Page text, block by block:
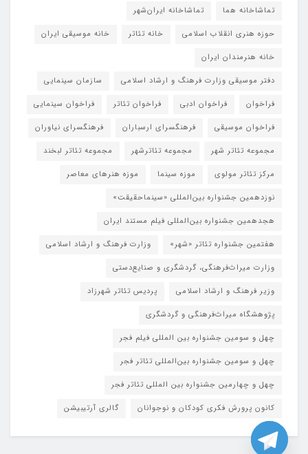
تماشاخانه هما
تماشاخانه‌ ایران‌شهر
حوزه هنری انقلاب اسلامی
خانه تئاتر
خانه موسیقی ایران
خانه هنرمندان ایران
دفتر موسیقی وزارت فرهنگ و ارشاد اسلامی
سازمان سینمایی
فراخوان
فراخوان ادبی فراخوان تئاتر
فراخوان سینمایی
فراخوان موسیقی
فرهنگسرای ارسباران
فرهنگسرای نیاوران
مجموعه تئاتر شهر
مجموعه تئاترشهر
مجموعه تئاتر لبخند
مرکز تئاتر مولوی
موزه سینما
موزه هنرهای معاصر
نوزدهمین جشنواره بین‌المللی «سینماحقیقت»
هجدهمین جشنواره بین‌المللی فیلم مستند ایران
هفتمین جشنواره تئاتر «شهر»
وزارت فرهنگ و ارشاد اسلامی
وزارت میراث‌فرهنگی، گردشگری و صنایع‌دستی
وزیر فرهنگ و ارشاد اسلامی
پردیس تئاتر شهرزاد
پژوهشگاه میراث‌فرهنگی و گردشگری
چهل و سومین جشنواره بین المللی فیلم فجر
چهل و سومین جشنواره بین‌المللی تئاتر فجر
چهل و چهارمین جشنواره بین المللی تئاتر فجر
کانون پرورش فکری کودکان و نوجوانان
گالری آرتیبیشن